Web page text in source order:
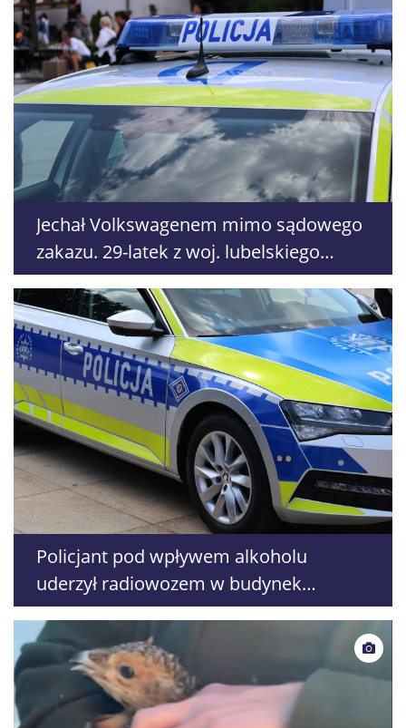
Jechał Volkswagenem mimo sądowego
zakazu. 29-latek z woj. lubelskiego
zatrzymany w Borkowicach
Policjant pod wpływem alkoholu
uderzył radiowozem w budynek
komendy. Grozi mu wydalenie ze służby